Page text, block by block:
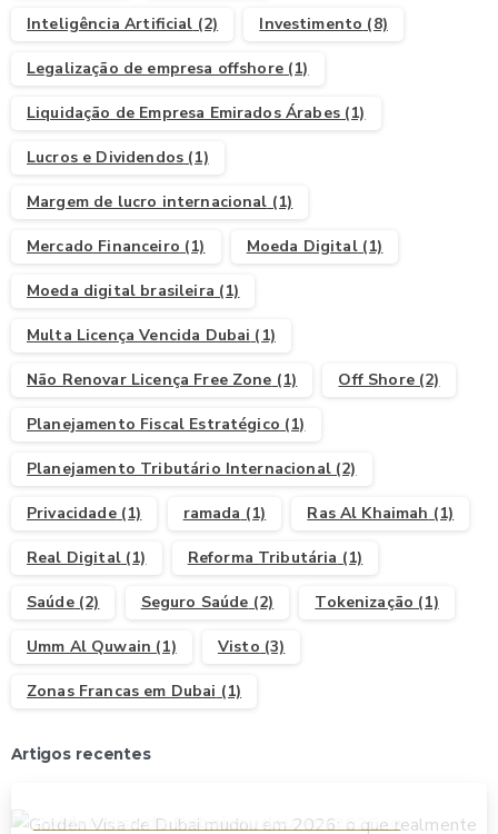
Inteligência Artificial (2) Investimento (8)
Legalização de empresa offshore(1)
Liquidação de Empresa Emirados Árabes(1)
Lucros e Dividendos (1)
Margem de lucro internacional (1)
Mercado Financeiro (1) Moeda Digital(1)
Moeda digital brasileira (1)
Multa Licença Vencida Dubai (1)
Não Renovar Licença Free Zone (1) Off Shore(2)
Planejamento Fiscal Estratégico (1)
Planejamento Tributário Internacional(2)
Privacidade(1) ramada (1) Ras Al Khaimah (1)
Real Digital(1) Reforma Tributária (1)
Saúde(2) Seguro Saúde (2) Tokenização (1)
Umm Al Quwain (1) Visto (3)
Zonas Francas em Dubai (1)
Artigos recentes
Golden Visa de Dubai mudou em 2026: o